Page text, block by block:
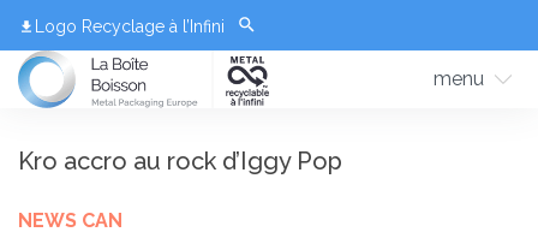
Logo Recyclage à l’Infini
menu
Kro accro au rock d’Iggy Pop
NEWS CAN